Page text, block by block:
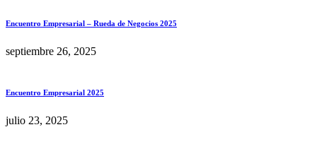
Encuentro Empresarial – Rueda de Negocios 2025
septiembre 26, 2025
Encuentro Empresarial 2025
julio 23, 2025